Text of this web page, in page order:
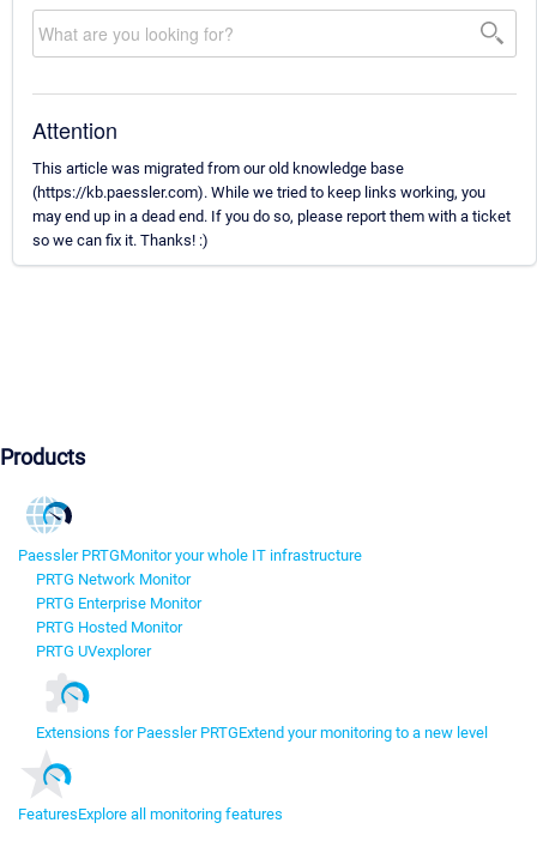
Attention
This article was migrated from our old knowledge base
(https://kb.paessler.com). While we tried to keep links working, you
may end up in a dead end. If you do so, please report them with a ticket
so we can fix it. Thanks! :)
Products
Paessler PRTGMonitor your whole IT infrastructure
PRTG Network Monitor
PRTG Enterprise Monitor
PRTG Hosted Monitor
PRTG UVexplorer
Extensions for Paessler PRTGExtend your monitoring to a new level
FeaturesExplore all monitoring features